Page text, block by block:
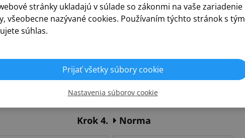
WC - zamykanie PZ - vložka fab
Krok 4. Norma
stránky ukladajú v súlade so zákonmi na vaše zariadenie
všeobecne nazývané cookies. Používaním týchto stránok s tým
súhlas.
Prijať všetky súbory cookie
Nastavenia súborov cookie